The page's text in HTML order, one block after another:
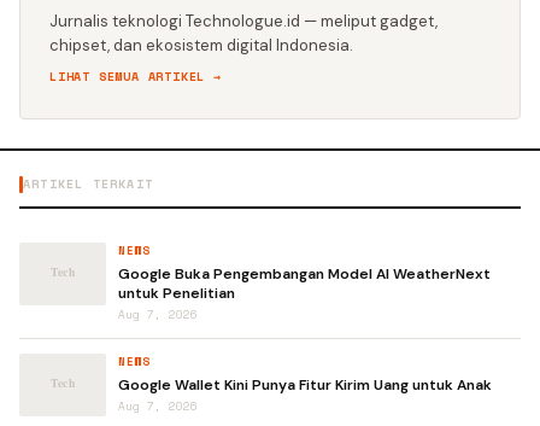
Jurnalis teknologi Technologue.id — meliput gadget,
chipset, dan ekosistem digital Indonesia.
LIHAT SEMUA ARTIKEL →
ARTIKEL TERKAIT
NEWS
Google Buka Pengembangan Model AI WeatherNext
untuk Penelitian
Aug 7, 2026
NEWS
Google Wallet Kini Punya Fitur Kirim Uang untuk Anak
Aug 7, 2026